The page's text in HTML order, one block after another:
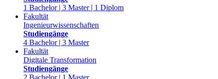
1 Bachelor | 3 Master | 1 Diplom
Fakultät
Ingenieurwissenschaften
Studiengänge
4 Bachelor | 3 Master
Fakultät
Digitale Transformation
Studiengänge
2 Bachelor | 1 Master